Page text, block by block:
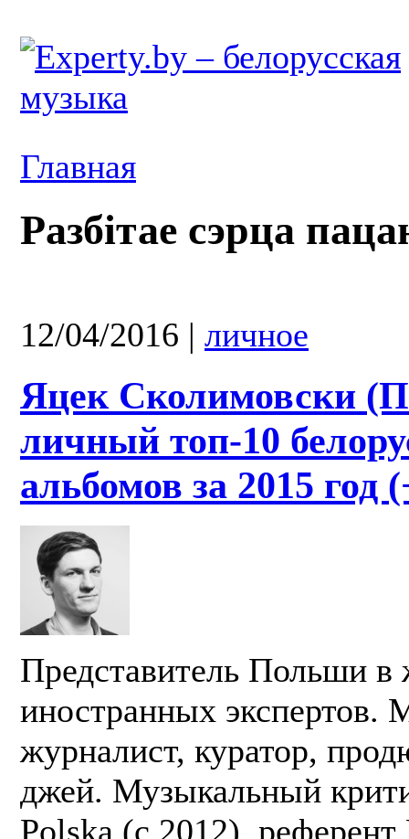
Главная
Разбітае сэрца
12/04/2016 | личное
Яцек Сколимовски
личный топ-10
альбомов за 2015 год
Представитель Польши
иностранных экспертов.
журналист, куратор,
джей. Музыкальный
Polska (с 2012), референт